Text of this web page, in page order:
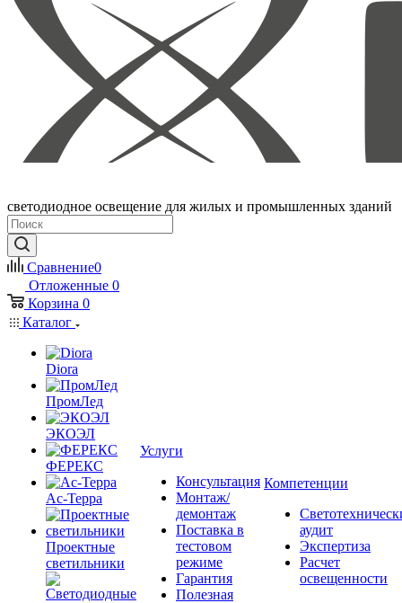
светодиодное освещение для жилых и промышленных зданий
Сравнение0
Отложенные 0
Корзина 0
Каталог
Diora
ПромЛед
ЭКОЭЛ
ФЕРЕКС
Ас-Терра
Проектные
светильники
Услуги
Консультация
Монтаж/
демонтаж
Поставка в
тестовом
режиме
Гарантия
Полезная
Компетенции
аудит
Экспертиза
Расчет
освещенности